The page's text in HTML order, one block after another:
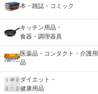
本・雑誌・コミック
キッチン用品・
食器・調理器具
医薬品・コンタクト・介護用
品
ダイエット・
健康用品